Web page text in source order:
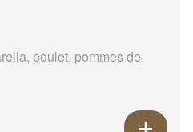
poulet, pommes de